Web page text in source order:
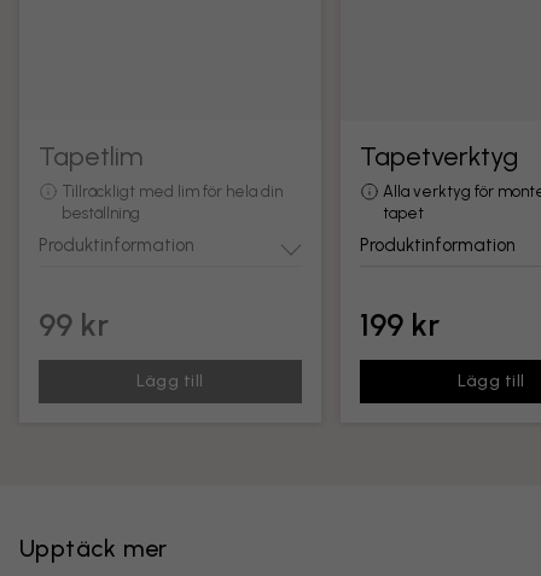
Tapetlim
Tillräckligt med lim för hela din
beställning
Produktinformation
99 kr
Lägg till
Tapetverktyg
Alla verktyg för
tapet
Produktinformation
199 kr
Lägg till
Upptäck mer